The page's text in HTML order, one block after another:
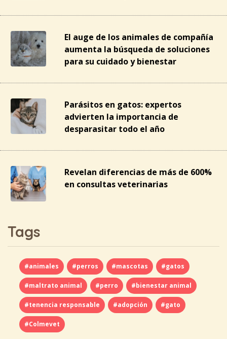
El auge de los animales de compañía
aumenta la búsqueda de soluciones
para su cuidado y bienestar
Parásitos en gatos: expertos
advierten la importancia de
desparasitar todo el año
Revelan diferencias de más de 600%
en consultas veterinarias
Tags
#animales #perros #mascotas #gatos
#maltrato animal #perro #bienestar animal
#tenencia responsable #adopción #gato
#Colmevet